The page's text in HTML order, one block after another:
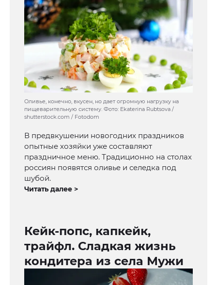
Оливье, конечно, вкусен, но дает огромную нагрузку на
пищеварительную систему. Фото: Ekaterina Rubtsova /
shutterstock.com / Fotodom
В предвкушении новогодних праздников
опытные хозяйки уже составляют
праздничное меню. Традиционно на столах
россиян появятся оливье и селедка под
шубой.
Читать далее >
Кейк-попс, капкейк,
трайфл. Сладкая жизнь
кондитера из села Мужи